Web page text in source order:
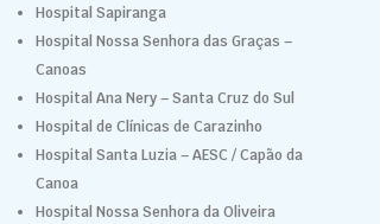
Hospital Sapiranga
Hospital Nossa Senhora das Graças –
Canoas
Hospital Ana Nery – Santa Cruz do Sul
Hospital de Clínicas de Carazinho
Hospital Santa Luzia – AESC / Capão da
Canoa
Hospital Nossa Senhora da Oliveira